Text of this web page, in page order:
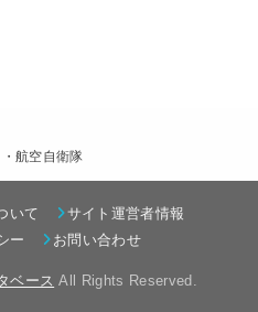
航空自衛隊
いて
サイト運営者情報
ー
お問い合わせ
ベース All Rights Reserved.